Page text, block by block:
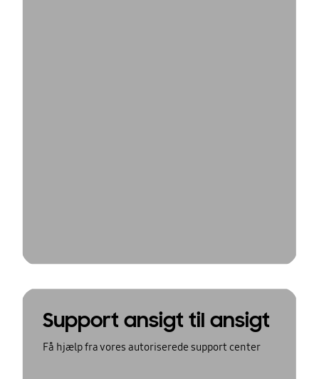
Support ansigt til ansigt
Få hjælp fra vores autoriserede support center